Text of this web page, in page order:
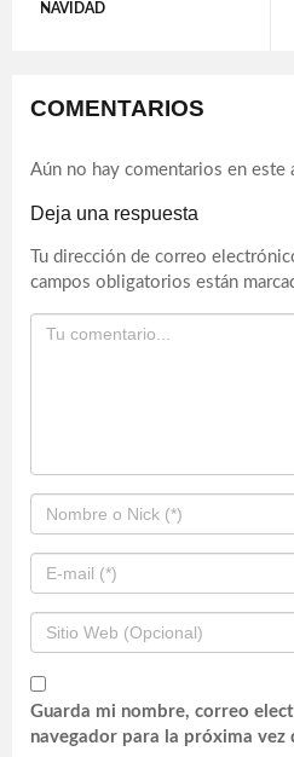
NAVIDAD
COMENTARIOS
Aún no hay comentarios en este
Deja una respuesta
Tu dirección de correo
campos obligatorios están
Guarda mi nombre, correo
navegador para la próxima vez